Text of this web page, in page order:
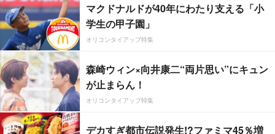
マクドナルドが40年にわたり支える「小
学生の甲子園」
オリコンタイアップ特集
森崎ウィン×向井康二“両片思い”にキュン
が止まらん！
オリコンタイアップ特集
デカすぎ都市伝説発生!?ファミマ45％増